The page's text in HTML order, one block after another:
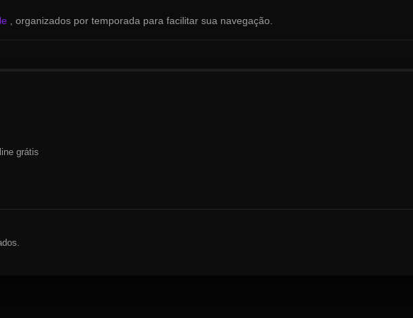
, organizados por temporada para facilitar sua navegação.
grátis